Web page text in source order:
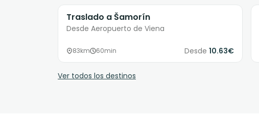
Traslado a Šamorín
Desde Aeropuerto de Viena
83km 60min Desde 10.63€
Ver todos los destinos